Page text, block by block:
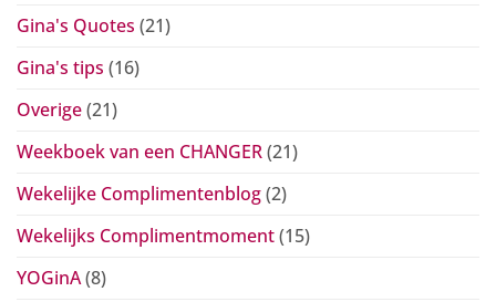
Gina's Quotes (21)
Gina's tips (16)
Overige(21)
Weekboek van een CHANGER(21)
Wekelijke Complimentenblog(2)
Wekelijks Complimentmoment(15)
YOGinA(8)